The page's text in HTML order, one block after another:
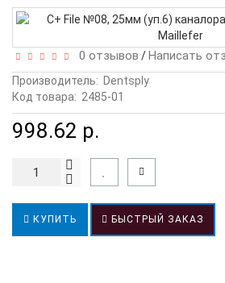
0 отзывов /Написать
Производитель: Dentsply
Код товара: 2485-01
998.62 р.
КУПИТЬ БЫСТРЫЙ ЗАКАЗ